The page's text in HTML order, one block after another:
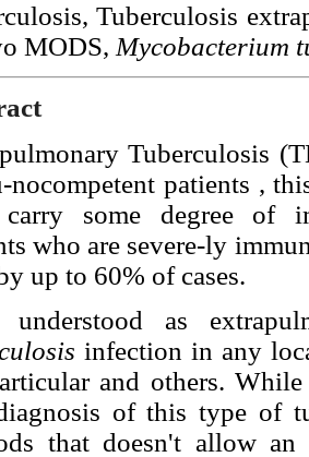
Tuberculosis
MODS, Mycobacterium
Tuberculosis
nocompetent patients ,
some degree of
who are severe-ly
up to 60% of cases.
as
infection in any
and others.
of this type of
that doesn't allow an